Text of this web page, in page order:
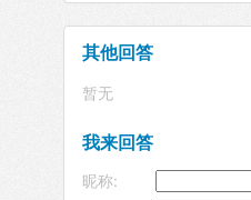
其他回答
暂无
我来回答
昵称: